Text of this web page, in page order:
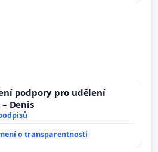
podpory pro udělení
Denis
o transparentnosti